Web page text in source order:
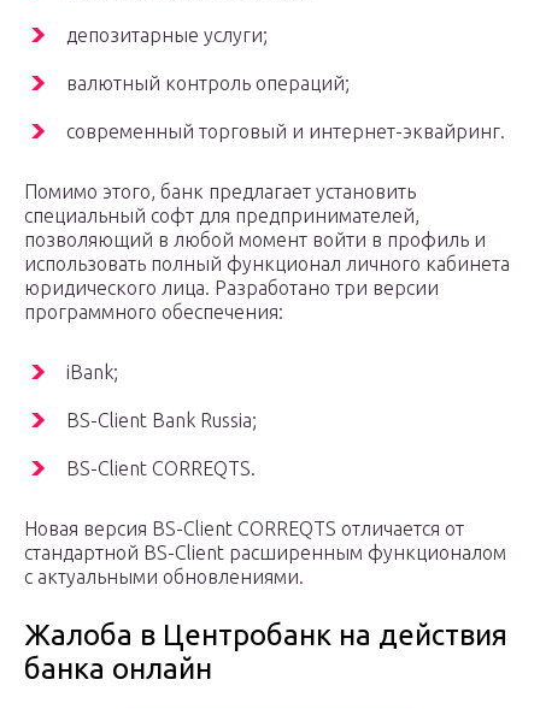
депозитарные услуги;
валютный контроль операций;
современный торговый и интернет-эквайринг.
Помимо этого, банк предлагает установить
специальный софт для предпринимателей,
позволяющий в любой момент войти в профиль и
использовать полный функционал личного кабинета
юридического лица. Разработано три версии
программного обеспечения:
iBank;
BS-Client Bank Russia;
BS-Client CORREQTS.
Новая версия BS-Client CORREQTS отличается от
стандартной BS-Client расширенным функционалом
с актуальными обновлениями.
Жалоба в Центробанк на действия
банка онлайн